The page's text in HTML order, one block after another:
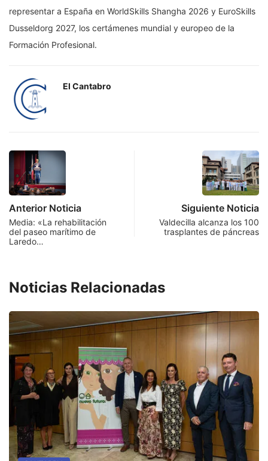
representar a España en WorldSkills Shangha 2026 y EuroSkills
Dusseldorg 2027, los certámenes mundial y europeo de la
Formación Profesional.
El Cantabro
Anterior Noticia
Media: «La rehabilitación
del paseo marítimo de
Laredo…
Siguiente Noticia
Valdecilla alcanza los 100
trasplantes de páncreas
Noticias Relacionadas